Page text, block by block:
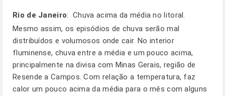
Rio de Janeiro: Chuva acima da média no litoral.
Mesmo assim, os episódios de chuva serão mal
distribuídos e volumosos onde cair. No interior
fluminense, chuva entre a média e um pouco acima,
principalmente na divisa com Minas Gerais, região de
Resende a Campos. Com relação a temperatura, faz
calor um pouco acima da média para o mês com alguns